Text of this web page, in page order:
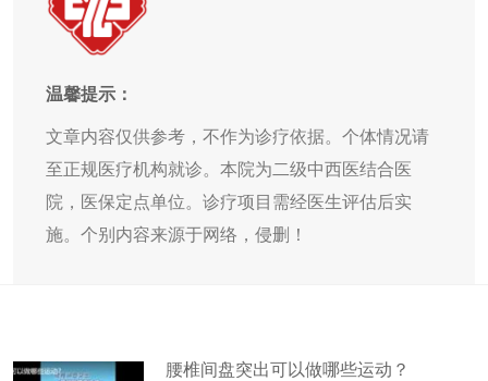
温馨提示：
文章内容仅供参考，不作为诊疗依据。个体情况请
至正规医疗机构就诊。本院为二级中西医结合医
院，医保定点单位。诊疗项目需经医生评估后实
施。个别内容来源于网络，侵删！
腰椎间盘突出可以做哪些运动？